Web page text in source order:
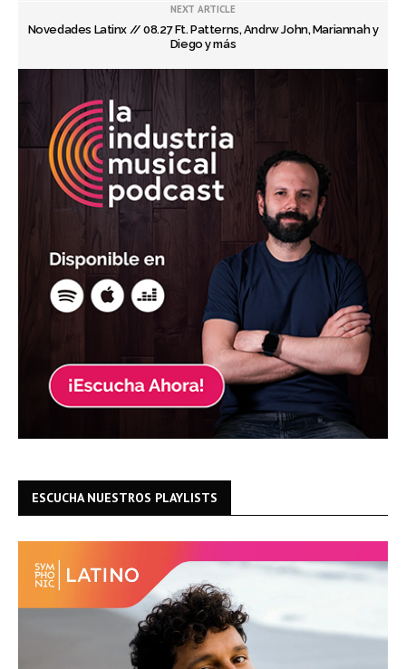
NEXT ARTICLE
Novedades Latinx // 08.27 Ft. Patterns, Andrw John, Mariannah y
Diego y más
ESCUCHA NUESTROS PLAYLISTS